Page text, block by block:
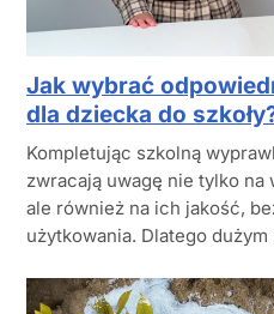
Jak wybrać
dla dziecka do
Kompletując szkolną
zwracają uwagę nie tylko na
ale również na ich jakość,
użytkowania. Dlatego